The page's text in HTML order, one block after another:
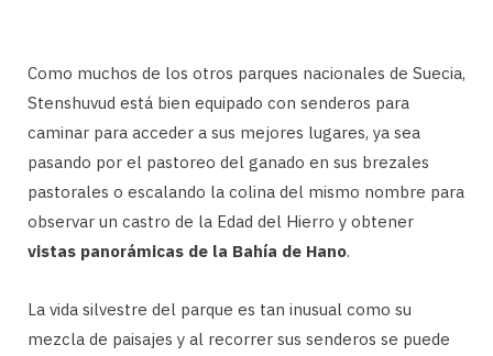
Como muchos de los otros parques nacionales de Suecia,
Stenshuvud está bien equipado con senderos para
caminar para acceder a sus mejores lugares, ya sea
pasando por el pastoreo del ganado en sus brezales
pastorales o escalando la colina del mismo nombre para
observar un castro de la Edad del Hierro y obtener
vistas panorámicas de la Bahía de Hano.
La vida silvestre del parque es tan inusual como su
mezcla de paisajes y al recorrer sus senderos se puede